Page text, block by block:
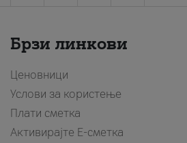
Брзи линкови
Ценовници
Услови за користење
Плати сметка
Активирајте Е-сметка